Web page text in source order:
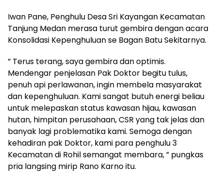
Iwan Pane, Penghulu Desa Sri Kayangan Kecamatan
Tanjung Medan merasa turut gembira dengan acara
Konsolidasi Kepenghuluan se Bagan Batu Sekitarnya.
” Terus terang, saya gembira dan optimis.
Mendengar penjelasan Pak Doktor begitu tulus,
penuh api perlawanan, ingin membela masyarakat
dan kepenghuluan. Kami sangat butuh energi beliau
untuk melepaskan status kawasan hijau, kawasan
hutan, himpitan perusahaan, CSR yang tak jelas dan
banyak lagi problematika kami. Semoga dengan
kehadiran pak Doktor, kami para penghulu 3
Kecamatan di Rohil semangat membara, ” pungkas
pria langsing mirip Rano Karno itu.